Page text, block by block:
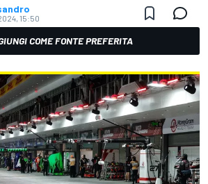
15:50
COME FONTE PREFERITA